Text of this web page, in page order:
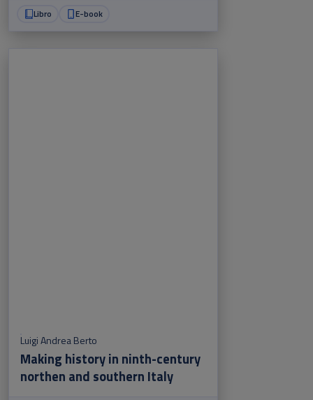
Libro E-book
Luigi Andrea Berto
Making history in ninth-century
northen and southern Italy